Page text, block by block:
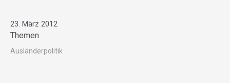
23. März 2012
Themen
Ausländer­politik